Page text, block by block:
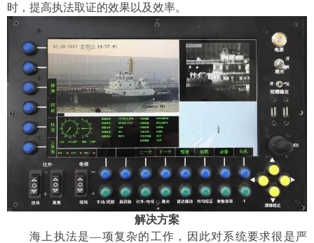
时，提高执法取证的效果以及效率。
解决方案
海上执法是—项复杂的工作， 因此对系统要求很是严